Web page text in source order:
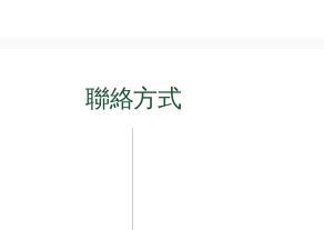
聯絡方式